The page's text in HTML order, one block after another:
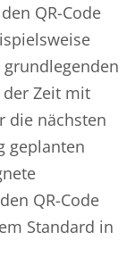
QR-Code
grundlegenden
Zeit mit
die nächsten
geplanten
QR-Code
Standard in